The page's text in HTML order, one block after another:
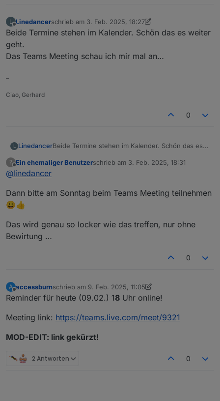
klicken, dann geht das auch im
Webbrowser, Nickname eingeben und
L
Offline
Linedancerschrieb am 3. Feb. 2025, 18:27
zuletzt editiert von Linedancer2. März 2025, 19:28
Beide Termine stehen im Kalender. Schön das es weiter
geht.
Das Teams Meeting schau ich mir mal an…
–
Ciao, Gerhard
0
L LinedancerBeide Termine stehen im Kalender. Schön das es
Das Teams Meeting schau ich mir mal an…
?
Offline
Ein ehemaliger Benutzerschrieb am 3. Feb. 2025, 18:31
zuletzt editiert von
@linedancer
Dann bitte am Sonntag beim Teams Meeting teilnehmen
😀👍
Das wird genau so locker wie das treffen, nur ohne
Bewirtung …
0
A
Offline
accessburnschrieb am 9. Feb. 2025, 11:05
zuletzt editiert von accessburn2. Sept. 2025, 12:46
Reminder für heute (09.02.) 18 Uhr online!
Meeting link: https://teams.live.com/meet/9321
MOD-EDIT: link gekürzt!
2 Antworten 0